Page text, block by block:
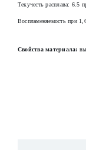
Текучесть расплава: 6.5
Воспламеняемость при
Свойства материала: в